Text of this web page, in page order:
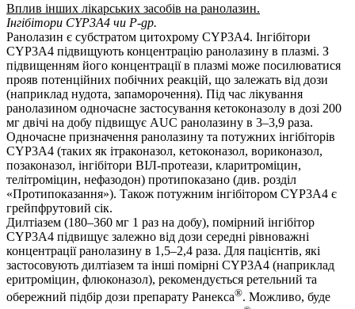
Вплив інших лікарських засобів на ранолазин.
Інгібітори CYP3A4 чи P-gp.
Ранолазин є субстратом цитохрому CYP3A4. Інгібітори
CYP3A4 підвищують концентрацію ранолазину в плазмі. З
підвищенням його концентрації в плазмі може посилюватися
прояв потенційних побічних реакцій, що залежать від дози
(наприклад нудота, запаморочення). Під час лікування
ранолазином одночасне застосування кетоконазолу в дозі 200
мг двічі на добу підвищує AUC ранолазину в 3–3,9 раза.
Одночасне призначення ранолазину та потужних інгібіторів
CYP3A4 (таких як ітраконазол, кетоконазол, вориконазол,
позаконазол, інгібітори ВІЛ-протеази, кларитроміцин,
телітроміцин, нефазодон) протипоказано (див. розділ
«Протипоказання»). Також потужним інгібітором CYP3A4 є
грейпфрутовий сік.
Дилтіазем (180–360 мг 1 раз на добу), помірний інгібітор
CYP3A4 підвищує залежно від дози середні рівноважні
концентрації ранолазину в 1,5–2,4 раза. Для пацієнтів, які
застосовують дилтіазем та інші помірні CYP3A4 (наприклад
еритроміцин, флюконазол), рекомендується ретельний та
обережний підбір дози препарату Ранекса®. Можливо, буде